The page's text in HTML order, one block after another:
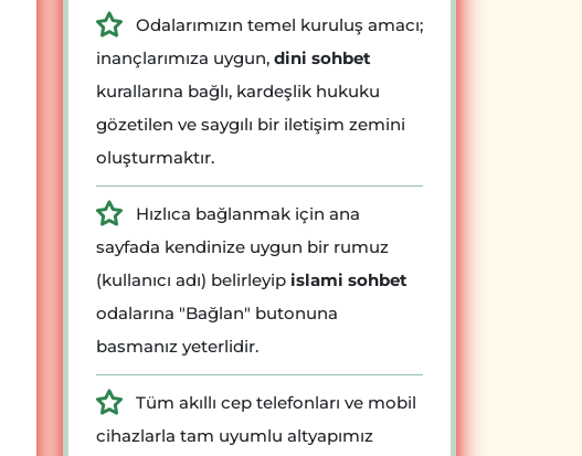
Odalarımızın temel kuruluş amacı;
inançlarımıza uygun, dini sohbet
kurallarına bağlı, kardeşlik hukuku
gözetilen ve saygılı bir iletişim zemini
oluşturmaktır.
Hızlıca bağlanmak için ana
sayfada kendinize uygun bir rumuz
(kullanıcı adı) belirleyip islami sohbet
odalarına "Bağlan" butonuna
basmanız yeterlidir.
Tüm akıllı cep telefonları ve mobil
cihazlarla tam uyumlu altyapımız